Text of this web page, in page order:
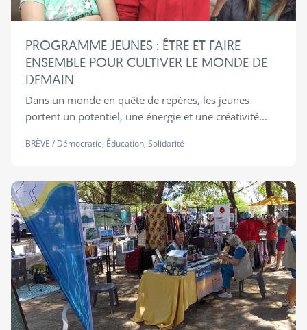
PROGRAMME JEUNES : ÊTRE ET FAIRE
ENSEMBLE POUR CULTIVER LE MONDE DE
DEMAIN
Dans un monde en quête de repères, les jeunes
portent un potentiel, une énergie et une créativité...
BRÈVE / Démocratie, Éducation, Solidarité